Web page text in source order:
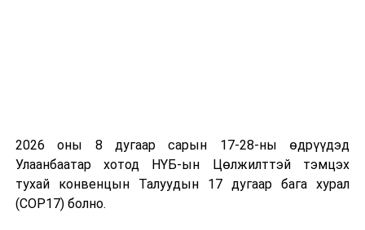
2026 оны 8 дугаар сарын 17-28-ны өдрүүдэд
Улаанбаатар хотод НҮБ-ын Цөлжилттэй тэмцэх
тухай конвенцын Талуудын 17 дугаар бага хурал
(COP17) болно.